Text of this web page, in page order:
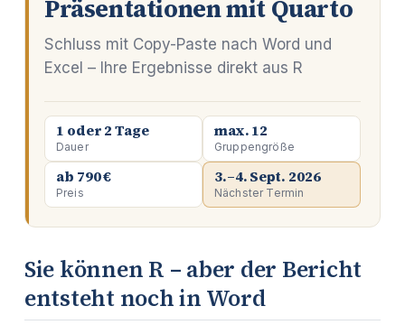
Präsentationen mit Quarto
Schluss mit Copy-Paste nach Word und
Excel – Ihre Ergebnisse direkt aus R
1 oder 2 Tage
Dauer
max. 12
Gruppengröße
ab 790 €
Preis
3.–4. Sept. 2026
Nächster Termin
Sie können R – aber der Bericht
entsteht noch in Word